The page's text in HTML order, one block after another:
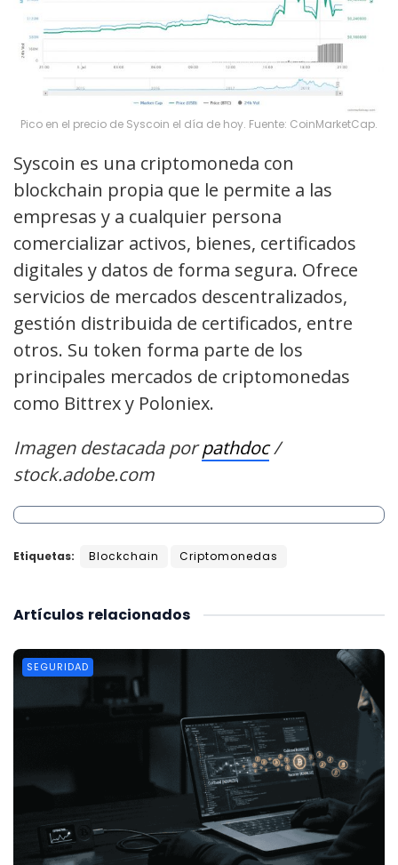
Pico en el precio de Syscoin el día de hoy. Fuente: CoinMarketCap.
Syscoin es una criptomoneda con
blockchain propia que le permite a las
empresas y a cualquier persona
comercializar activos, bienes, certificados
digitales y datos de forma segura. Ofrece
servicios de mercados descentralizados,
gestión distribuida de certificados, entre
otros. Su token forma parte de los
principales mercados de criptomonedas
como Bittrex y Poloniex.
Imagen destacada porpathdoc/
stock.adobe.com
Etiquetas: Blockchain Criptomonedas
relacionados
Artículos
SEGURIDAD